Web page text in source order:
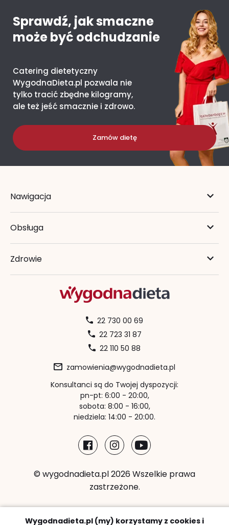
Sprawdź, jak smaczne
może być odchudzanie
Catering dietetyczny
WygodnaDieta.pl pozwala nie
tylko tracić zbędne kilogramy,
ale też jeść smacznie i zdrowo.
Zamów dietę
Nawigacja
Obsługa
Zdrowie
22 730 00 69
22 723 31 87
22 110 50 88
zamowienia@wygodnadieta.pl
Konsultanci są do Twojej dyspozycji:
pn-pt: 6:00 - 20:00,
sobota: 8:00 - 16:00,
niedziela: 14:00 - 20:00.
© wygodnadieta.pl 2026 Wszelkie prawa
zastrzeżone.
Metody płatności:
Wygodnadieta.pl (my) korzystamy z cookies i